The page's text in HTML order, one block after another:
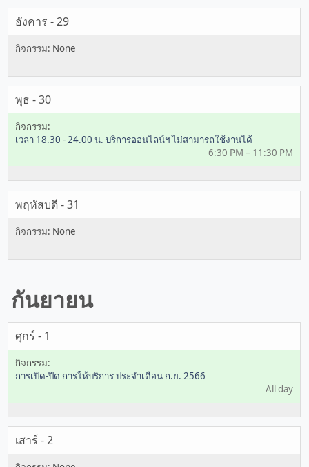
อังคาร - 29
พุธ - 30
เวลา 18.30 - 24.00 น. บริการออนไลน์ฯ ไม่สามารถใช้งานได้
6:30 PM – 11:30 PM
พฤหัสบดี - 31
กันยายน
ศุกร์ - 1
การเปิด-ปิด การให้บริการ ประจำเดือน ก.ย. 2566
All day
เสาร์ - 2